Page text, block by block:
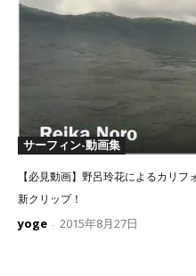
サーフィン-動画集
【必見動画】野呂玲花によるカリ
新クリップ！
yoge - 2015年8月27日